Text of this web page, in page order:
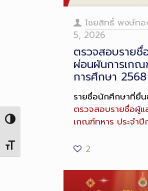
Toggle High Contrast
Toggle Font size
ไชยสิทธิ์ พงษ์ทอ
5, 2026
ตรวจสอบราย
ผ่อนผันการเกณ
การศึกษา 2568
รายชื่อนักศึกษาที่ยื่
ตรวจสอบรายชื่อผู้
เกณฑ์ทหาร ประจำ
2